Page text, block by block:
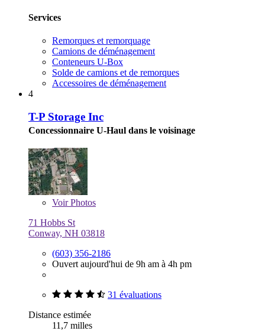
Services
Remorques et remorquage
Camions de déménagement
Conteneurs U-Box
Solde de camions et de remorques
Accessoires de déménagement
4
T-P Storage Inc
Concessionnaire U-Haul dans le voisinage
VoirPhotos
71 Hobbs St
Conway, NH 03818
(603) 356-2186
Ouvert aujourd'hui de 9h am à 4h pm
31 évaluations
Distance estimée
11,7 milles